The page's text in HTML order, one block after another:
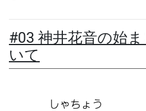
#03 神井花音の始
いて